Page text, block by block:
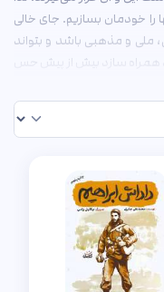
را خودمان بسازیم. جای خالی
ملی و مذهبی باشد و بتواند
همراه سازد بیش از پیش حس
آگاهی‌بخشی و ترویج مبانی دینی،
شهر قم آغاز به کار کرد.
جلد در رتبه‌های بعدی قرار دارند. این انتشارات در سال ۱۳۹۵ به عنوان ناشر
مجموعه قهرمان من
کوتاهو تصویرگری جذاب